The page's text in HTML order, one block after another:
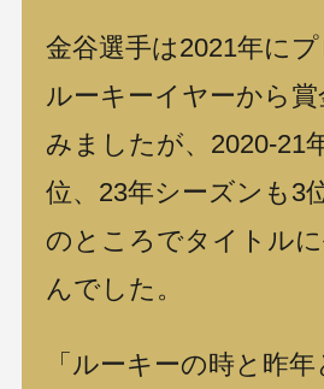
金谷選手は2021年にプ
ルーキーイヤーから
みましたが、2020-21
位、23年シーズンも3
のところでタイトル
んでした。
「ルーキーの時と昨